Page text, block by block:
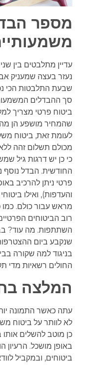
מספר
משמעותיים
עדיין מתלבטים בין שני
נעזר בעצה שמעניק אבנר
שבעת התלבטות הכי
סך ההבדלים
ביטוח פרטי מצריך למלא
שהמחיר מושפע הן מהגיל
לעומת זאת, ביטוח
מכולם תשלום זהה ללא
כי כן יש דרגות גיל
החודשית. הבדל נוסף
פרטי ניתן להרכיב באופן
והעדפות), ואילו ביטוחי
מראש עבור כולם. כמו כן,
רוב הביטוחים הפרטיים
השתתפות. מה עוד?
שנקבע ביום ההצטרפות
בניגוד למה שקורה
החולים רשאיות מדי
המלצה
עתה כאשר התמונה יותר
לא לוותר על ביטוח
כן מוטב להשלים אותו
באופן מושכל. הרעיון הוא
ביטוחים, ובמקביל לוודא